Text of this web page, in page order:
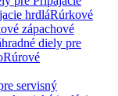
hrdláRúrkové
zápachové
diely pre
Rúrové
servisný